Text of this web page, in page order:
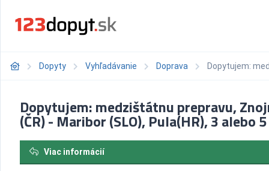
Dopyty Vyhľadávanie Doprava Dopytujem:
Dopytujem: medzištátnu prepravu,
(ČR) - Maribor (SLO), Pula(HR), 3 alebo
Viac informácií